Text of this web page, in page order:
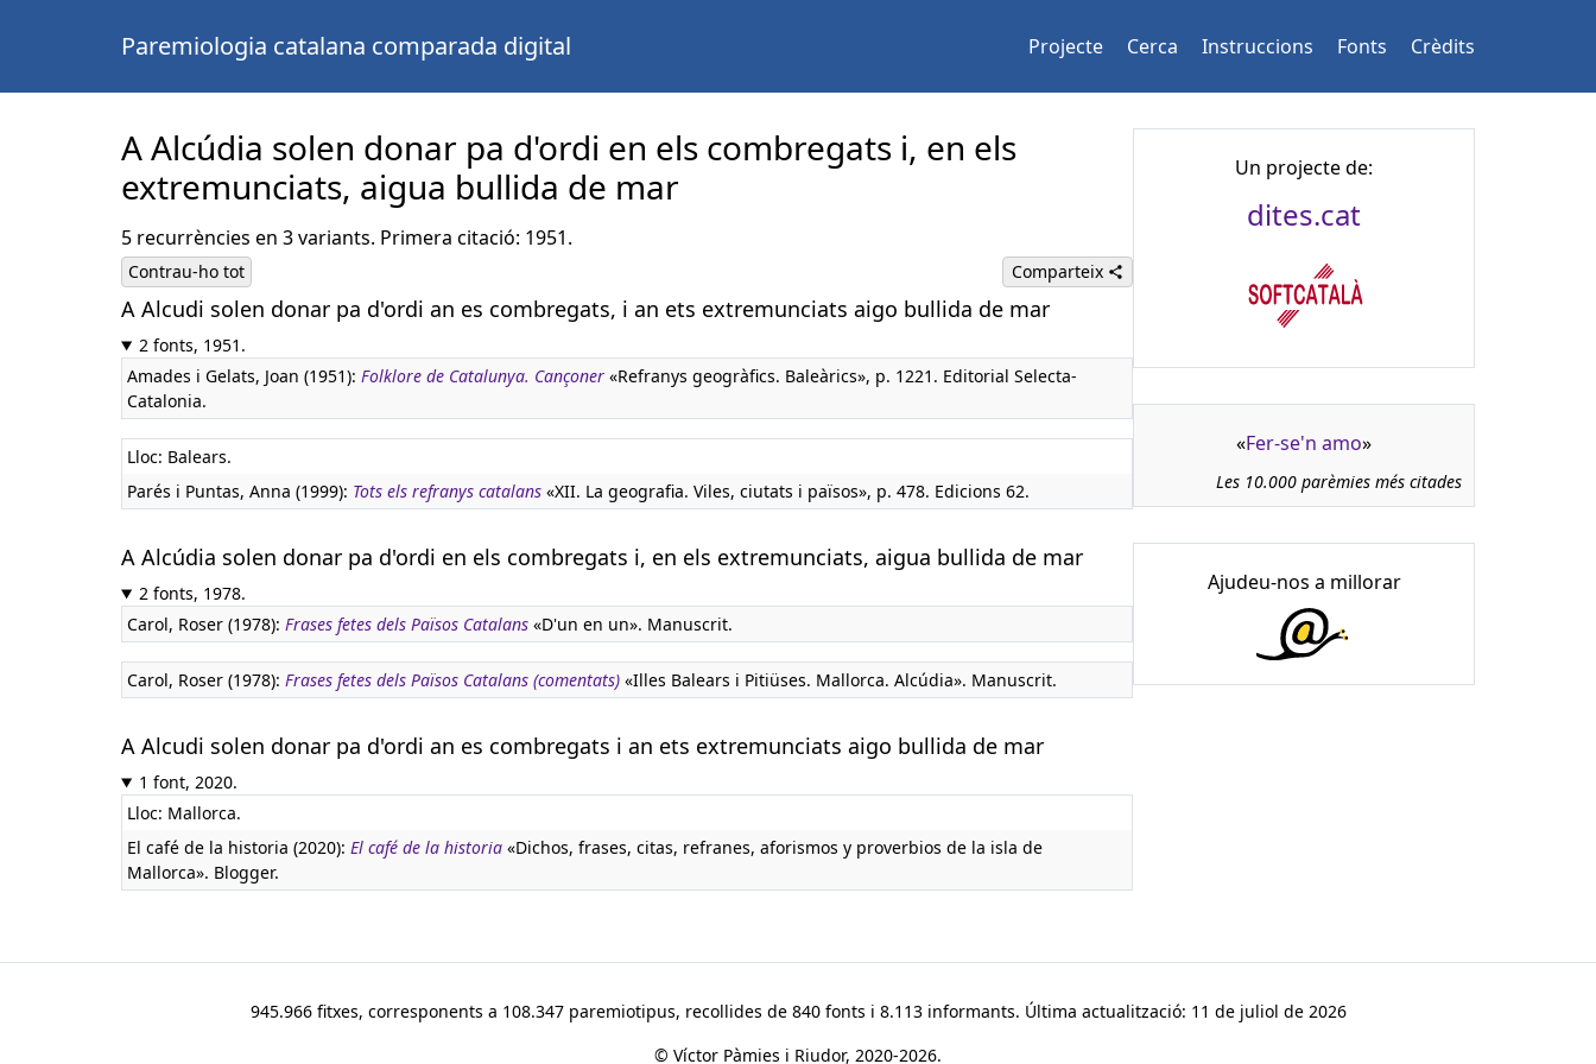
Paremiologia catalana comparada digital Projecte Cerca Instruccions Fonts Crèdits
A Alcúdia solen donar pa d'ordi en els combregats i, en els
extremunciats, aigua bullida de mar
5 recurrències en 3 variants. Primera citació: 1951.
Contrau-ho tot Comparteix
A Alcudi solen donar pa d'ordi an es combregats, i an ets extremunciats aigo bullida de mar
2 fonts, 1951.
Amades i Gelats, Joan (1951): Folklore de Catalunya. Cançoner «Refranys geogràfics. Baleàrics», p. 1221. Editorial Selecta-
Catalonia.
Lloc: Balears.
Parés i Puntas, Anna (1999): Tots els refranys catalans «XII. La geografia. Viles, ciutats i països», p. 478. Edicions 62.
A Alcúdia solen donar pa d'ordi en els combregats i, en els extremunciats, aigua bullida de mar
2 fonts, 1978.
Carol, Roser (1978): Frases fetes dels Països Catalans «D'un en un». Manuscrit.
Carol, Roser (1978): Frases fetes dels Països Catalans (comentats) «Illes Balears i Pitiüses. Mallorca. Alcúdia». Manuscrit.
A Alcudi solen donar pa d'ordi an es combregats i an ets extremunciats aigo bullida de mar
1 font, 2020.
Lloc: Mallorca.
El café de la historia (2020): El café de la historia «Dichos, frases, citas, refranes, aforismos y proverbios de la isla de
Mallorca». Blogger.
Un projecte de:
dites.cat
«Fer-se'n amo»
Les 10.000 parèmies més citades
Ajudeu-nos a millorar
945.966 fitxes, corresponents a 108.347 paremiotipus, recollides de 840 fonts i 8.113 informants. Última actualització: 11 de juliol de 2026
© Víctor Pàmies i Riudor, 2020-2026.